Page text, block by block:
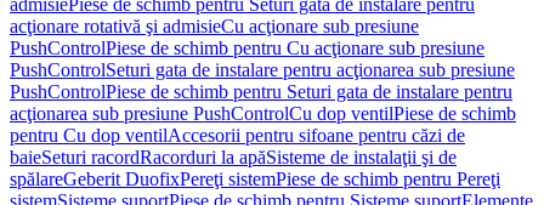
admisiePiese de schimb pentru Seturi gata de instalare pentru
acţionare rotativă şi admisieCu acţionare sub presiune
PushControlPiese de schimb pentru Cu acţionare sub presiune
PushControlSeturi gata de instalare pentru acţionarea sub presiune
PushControlPiese de schimb pentru Seturi gata de instalare pentru
acţionarea sub presiune PushControlCu dop ventilPiese de schimb
pentru Cu dop ventilAccesorii pentru sifoane pentru căzi de
baieSeturi racordRacorduri la apăSisteme de instalaţii şi de
spălareGeberit DuofixPereţi sistemPiese de schimb pentru Pereţi
sistemSisteme suportPiese de schimb pentru Sisteme suportElemente